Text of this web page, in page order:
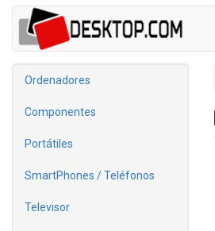
Ordenadores
Componentes
Portátiles
SmartPhones / Teléfonos
Televisor